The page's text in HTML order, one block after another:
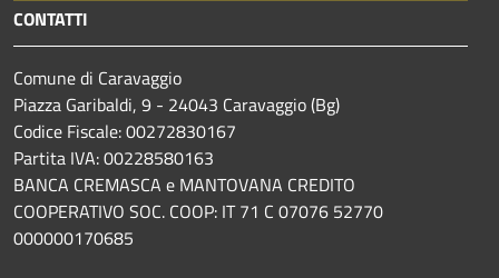
CONTATTI
Comune di Caravaggio
Piazza Garibaldi, 9 - 24043 Caravaggio (Bg)
Codice Fiscale: 00272830167
Partita IVA: 00228580163
BANCA CREMASCA e MANTOVANA CREDITO
COOPERATIVO SOC. COOP: IT 71 C 07076 52770
000000170685